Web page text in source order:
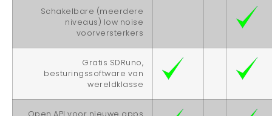
Schakelbare (meerdere
niveaus) low noise
voorversterkers
Gratis SDRuno,
besturingssoftware van
wereldklasse
Open API voor nieuwe apps